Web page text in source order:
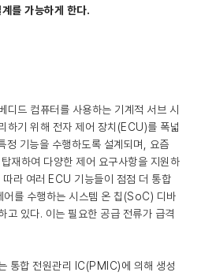
를 가능하게 한다.
디드 컴퓨터를 사용하는 기계적 서브 시
하기 위해 전자 제어 장치(ECU)를 폭넓
정 기능을 수행하도록 설계되며, 요즘
재하여 다양한 제어 요구사항을 지원하
라 여러 ECU 기능들이 점점 더 통합
어를 수행하는 시스템 온 칩(SoC) 디바
고 있다. 이는 필요한 공급 전류가 급격
통합 전원관리 IC(PMIC)에 의해 생성